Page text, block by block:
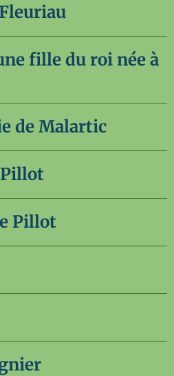
fille du roi née à
de Malartic
Pillot